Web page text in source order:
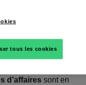
les
les marchands
d’affaires sont en
tous les cookies